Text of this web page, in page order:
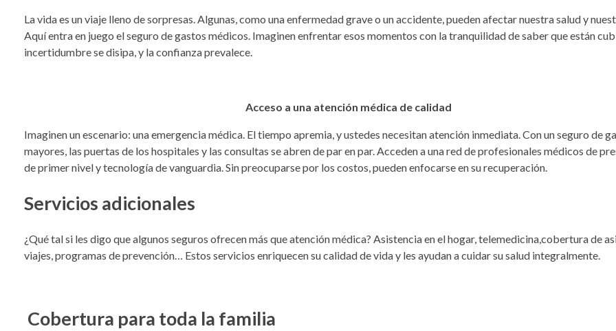
La vida es un viaje lleno de sorpresas. Algunas, como una enfermedad grave o un accidente, pueden afectar nuestra salud y
Aquí entra en juego el seguro de gastos médicos. Imaginen enfrentar esos momentos con la tranquilidad de saber que están
incertidumbre se disipa, y la confianza prevalece.
Acceso a una atención médica de calidad
Imaginen un escenario: una emergencia médica. El tiempo apremia, y ustedes necesitan atención inmediata. Con un seguro de
mayores, las puertas de los hospitales y las consultas se abren de par en par. Acceden a una red de profesionales médicos de
de primer nivel y tecnología de vanguardia. Sin preocuparse por los costos, pueden enfocarse en su recuperación.
Servicios adicionales
¿Qué tal si les digo que algunos seguros ofrecen más que atención médica? Asistencia en el hogar, telemedicina,cobertura de
viajes, programas de prevención… Estos servicios enriquecen su calidad de vida y les ayudan a cuidar su salud integralmente.
Cobertura para toda la familia